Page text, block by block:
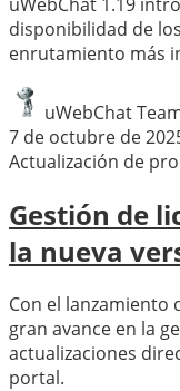
disponibilidad de
enrutamiento más
uWebChat
7 de octubre de
Actualización de
Gestión de
la nueva
Con el lanzamiento
gran avance en la
actualizaciones
portal.